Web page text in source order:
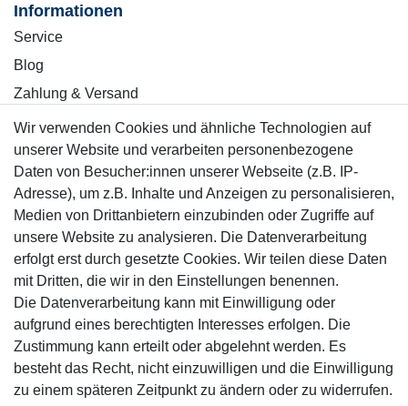
Informationen
Service
Blog
Zahlung & Versand
Sicher einkaufen
Mitglied
Motor-Fit
© Copyright 2026 | Alle Rechte vorbehalten.
Wir verwenden Cookies und ähnliche Technologien auf
unserer Website und verarbeiten personenbezogene
Daten von Besucher:innen unserer Webseite (z.B. IP-
Adresse), um z.B. Inhalte und Anzeigen zu personalisieren,
Medien von Drittanbietern einzubinden oder Zugriffe auf
unsere Website zu analysieren. Die Datenverarbeitung
erfolgt erst durch gesetzte Cookies. Wir teilen diese Daten
mit Dritten, die wir in den Einstellungen benennen.
Die Datenverarbeitung kann mit Einwilligung oder
aufgrund eines berechtigten Interesses erfolgen. Die
Zustimmung kann erteilt oder abgelehnt werden. Es
besteht das Recht, nicht einzuwilligen und die Einwilligung
zu einem späteren Zeitpunkt zu ändern oder zu widerrufen.